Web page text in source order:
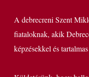
A debrecreni Szent
fiataloknak, akik
képzésekkel és